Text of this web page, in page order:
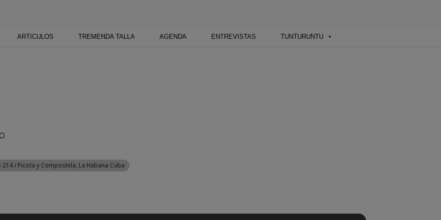
ARTICULOS TREMENDA TALLA AGENDA ENTREVISTAS TUNTURUNTU
214 / Picota y Compostela, La Habana Cuba